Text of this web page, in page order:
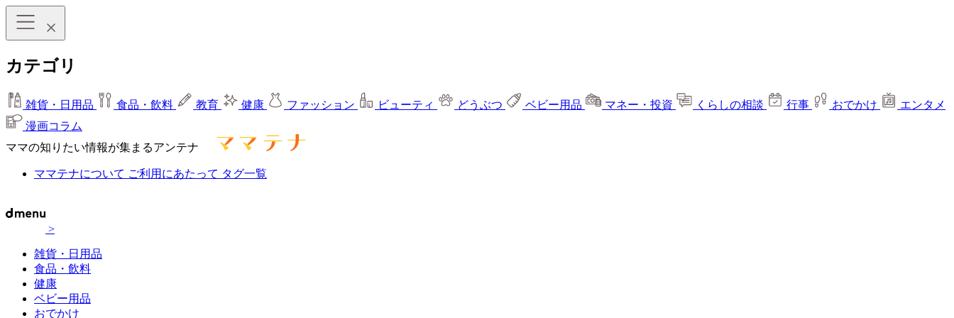
カテゴリ
雑貨・日用品 食品・飲料 教育 健康 ファッション ビューティ どうぶつ ベビー用品 マネー・投資 くらしの相談 行事 おでかけ
エンタメ
漫画コラム
ママの知りたい情報が集まるアンテナ
ママテナについて ご利用にあたって タグ一覧
>
雑貨・日用品
食品・飲料
健康
ベビー用品
おでかけ